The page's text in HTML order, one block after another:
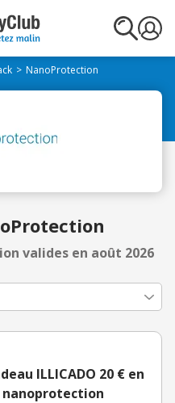
NanoProtection
valides en août 2026
ILLICADO 20 € en
nanoprotection